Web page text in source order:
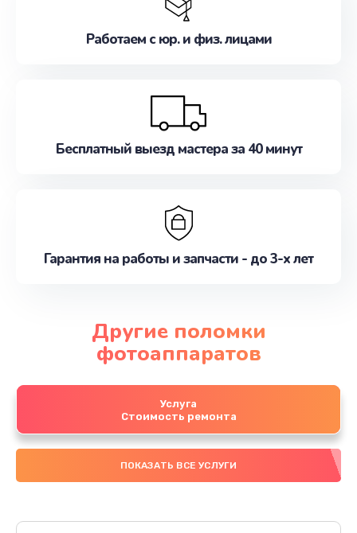
Работаем с юр. и физ. лицами
Бесплатный выезд мастера за 40 минут
Гарантия на работы и запчасти - до 3-х лет
Другие поломки
фотоаппаратов
Услуга
Стоимость ремонта
ПОКАЗАТЬ ВСЕ УСЛУГИ